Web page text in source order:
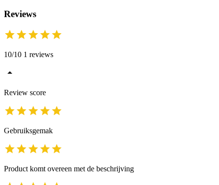
Reviews
10/10 1 reviews
Review score
Gebruiksgemak
Product komt overeen met de beschrijving